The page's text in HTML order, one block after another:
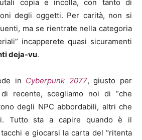
copia e incolla, con tanto di
degli oggetti. Per carità, non si
ma se rientrate nella categoria
incapperete quasi sicuramenti
deja-vu.
in Cyberpunk 2077, giusto per
recente, scegliamo noi di “che
degli NPC abbordabili, altri che
Tutto sta a capire quando è il
e giocarsi la carta del “ritenta